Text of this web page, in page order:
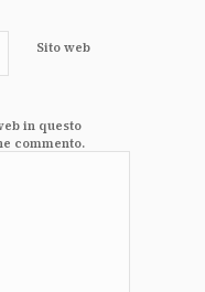
Sito web
in questo
commento.